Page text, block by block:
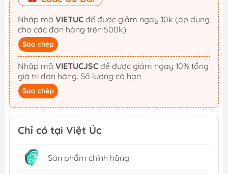
Nhập mã VIETUC
cho các đơn hàng trên 500k)
Sao chép
Nhập mã VIETUCJSC
giá trị đơn hàng. Số lượng có hạn
Sao chép
Chỉ có tại Việt Úc
Sản phẩm chính hãng